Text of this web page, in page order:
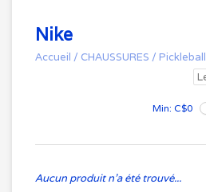
Nike
Accueil / CHAUSSURES / Pickleball
Min: C$0
Aucun produit n'a été trouvé...